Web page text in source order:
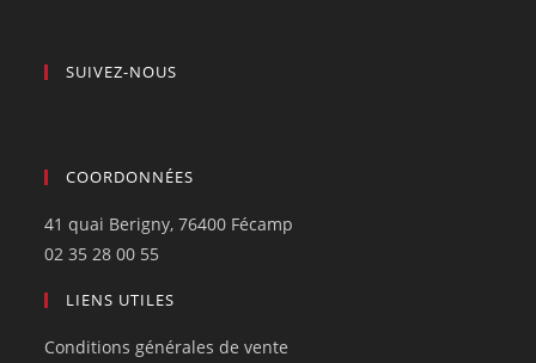
SUIVEZ-NOUS
COORDONNÉES
41 quai Berigny, 76400 Fécamp
02 35 28 00 55
LIENS UTILES
Conditions générales de vente